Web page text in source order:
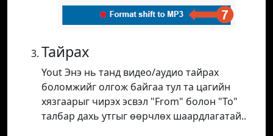
Тайрах
Yout Энэ нь танд видео/аудио тайрах
боломжийг олгож байгаа тул та цагийн
хязгаарыг чирэх эсвэл "From" болон "To"
талбар дахь утгыг өөрчлөх шаардлагатай..